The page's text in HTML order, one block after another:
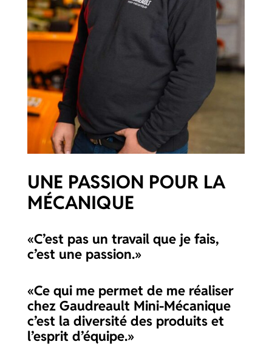
UNE PASSION POUR LA
MÉCANIQUE
«C’est pas un travail que je fais,
c’est une passion.»
«Ce qui me permet de me réaliser
chez Gaudreault Mini-Mécanique
c’est la diversité des produits et
l’esprit d’équipe.»